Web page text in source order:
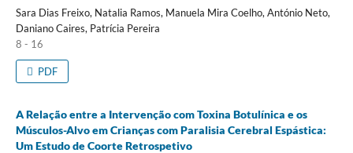
Sara Dias Freixo, Natalia Ramos, Manuela Mira Coelho, António Neto,
Daniano Caires, Patrícia Pereira
8 - 16
PDF
A Relação entre a Intervenção com Toxina Botulínica e os
Músculos-Alvo em Crianças com Paralisia Cerebral Espástica:
Um Estudo de Coorte Retrospetivo